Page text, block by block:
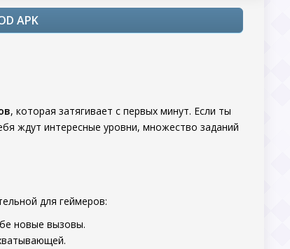
APK
, которая затягивает с первых минут. Если ты
ждут интересные уровни, множество заданий
для геймеров:
новые вызовы.